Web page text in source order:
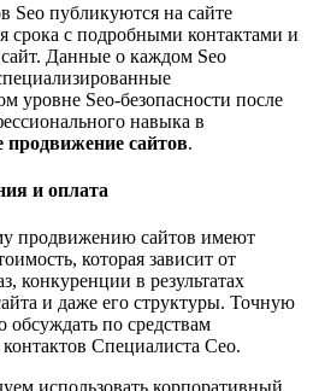
Seo публикуются на сайте
срока с подробными контактами и
Данные о каждом Seo
уровне Seo-безопасности после
навыка в
продвижение сайтов.
и оплата
продвижению сайтов имеют
которая зависит от
конкуренции в результатах
и даже его структуры. Точную
обсуждать по средствам
Специалиста Сео.